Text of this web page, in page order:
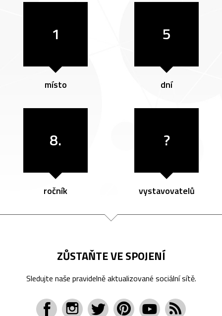
1
místo
5
dní
8.
ročník
?
vystavovatelů
ZŮSTAŇTE VE SPOJENÍ
Sledujte naše pravidelně aktualizované sociální sítě.